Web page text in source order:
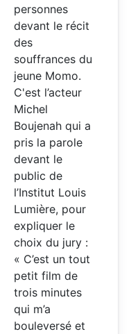
personnes
devant le récit
des
souffrances du
jeune Momo.
C'est l’acteur
Michel
Boujenah qui a
pris la parole
devant le
public de
l’Institut Louis
Lumière, pour
expliquer le
choix du jury :
« C’est un tout
petit film de
trois minutes
qui m’a
bouleversé et